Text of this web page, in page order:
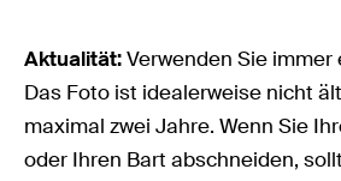
Aktualität:Verwenden Sie immer
Das Foto ist idealerweise nicht
maximal zwei Jahre. Wenn Sie
oder Ihren Bart abschneiden,